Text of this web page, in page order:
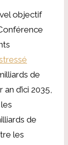
objectif
de
d’ici 2035,
de
les